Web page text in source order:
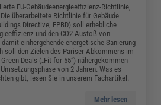
EU-Gebäudeenergieeffizienz-Richtlinie,
überarbeitete Richtlinie für Gebäude
Directive, EPBD) soll erhebliche
und den CO2-Austoß von
einhergehende energetische Sanierung
soll den Zielen des Pariser Abkommens im
Deals („Fit for 55“) nähergekommen
von 2 Jahren. Was es
gibt, lesen Sie in unserem Fachartikel.
Mehr lesen